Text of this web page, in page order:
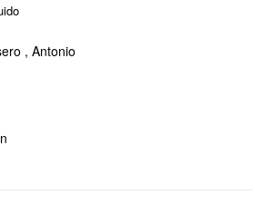
, Antonio